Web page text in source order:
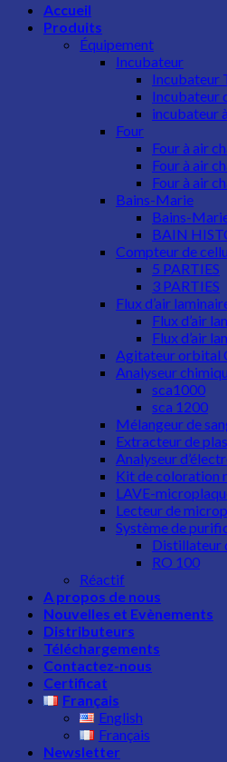
Accueil
Produits
Équipement
Incubateur​
Incubateur
Incubateur
incubateur
Four
Four à air
Four à air
Four à air
Bains-Marie
Bains-
BAIN
Compteur de
5 PARTIES
3 PARTIES
Flux d’air
Flux d’air
Flux d’air
Agitateur orbital
Analyseur
sca1000
sca 1200
Mélangeur de
Extracteur de
Analyseur
Kit de coloration
LAVE-
Lecteur de
Système de
Distillateur
RO 100
Réactif
A propos de nous
Nouvelles et Evènements
Distributeurs
Téléchargements
Contactez-nous
Certificat
Français
English
Français
Newsletter